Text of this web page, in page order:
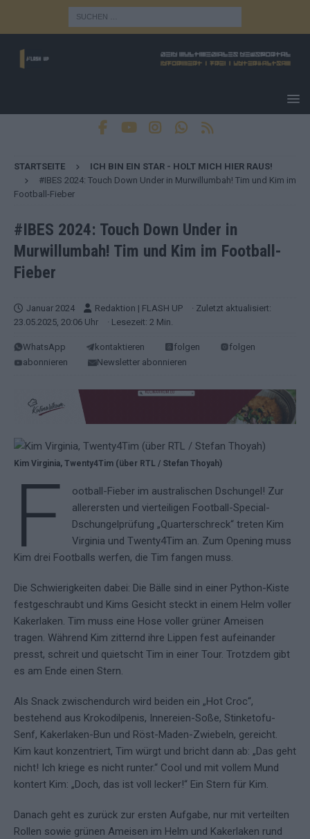
STARTSEITE
ICH BIN EIN STAR - HOLT MICH HIER RAUS!
#IBES 2024: Touch Down Under in Murwillumbah! Tim und Kim im
Football-Fieber
#IBES 2024: Touch Down Under in
Murwillumbah! Tim und Kim im Football-
Fieber
Januar 2024 Redaktion | FLASH UP
· Zuletzt aktualisiert:
23.05.2025, 20:06 Uhr
· Lesezeit: 2 Min.
WhatsApp kontaktieren folgen
folgen
abonnieren
Newsletter abonnieren
Kim Virginia, Twenty4Tim (über RTL / Stefan Thoyah)
F
ootball-Fieber im australischen Dschungel! Zur
allerersten und vierteiligen Football-Special-
Dschungelprüfung „Quarterschreck“ treten Kim
Virginia und Twenty4Tim an. Zum Opening muss
Kim drei Footballs werfen, die Tim fangen muss.
Die Schwierigkeiten dabei: Die Bälle sind in einer Python-Kiste
festgeschraubt und Kims Gesicht steckt in einem Helm voller
Kakerlaken. Tim muss eine Hose voller grüner Ameisen
tragen. Während Kim zitternd ihre Lippen fest aufeinander
presst, schreit und quietscht Tim in einer Tour. Trotzdem gibt
es am Ende einen Stern.
Als Snack zwischendurch wird beiden ein „Hot Croc“,
bestehend aus Krokodilpenis, Innereien-Soße, Stinketofu-
Senf, Kakerlaken-Bun und Röst-Maden-Zwiebeln, gereicht.
Kim kaut konzentriert, Tim würgt und bricht dann ab: „Das geht
nicht! Ich kriege es nicht runter.“ Cool und mit vollem Mund
kontert Kim: „Doch, das ist voll lecker!“ Ein Stern für Kim.
Danach geht es zurück zur ersten Aufgabe, nur mit verteilten
Rollen sowie grünen Ameisen im Helm und Kakerlaken rund